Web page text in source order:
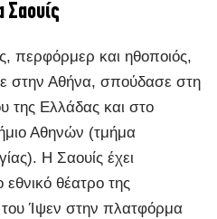
Σαουίς
περφόρμερ και ηθοποιός,
στην Αθήνα, σπούδασε στη
της Ελλάδας και στο
Αθηνών (τμήμα
H Σαουίς έχει
θέατρο της
Ίψεν στην πλατφόρμα